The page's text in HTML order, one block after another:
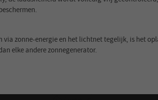
zonne-energie en het lichtnet tegelijk, is het
elke andere zonnegenerator.